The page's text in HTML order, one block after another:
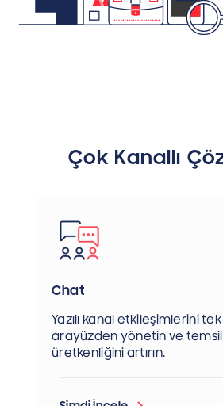
Çok Kanallı
Chat
Yazılı kanal etkileşimlerini tek
arayüzden yönetin ve
üretkenliğini artırın.